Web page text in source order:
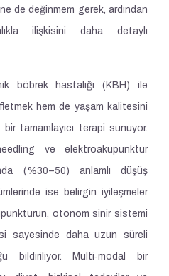
de değinmem gerek, ardından
ilişkisini daha detaylı
böbrek hastalığı (KBH) ile
hem de yaşam kalitesini
tamamlayıcı terapi sunuyor.
ve elektroakupunktur
(%30–50) anlamlı düşüş
ise belirgin iyileşmeler
otonom sinir sistemi
sayesinde daha uzun süreli
bildiriliyor. Multi‑modal bir